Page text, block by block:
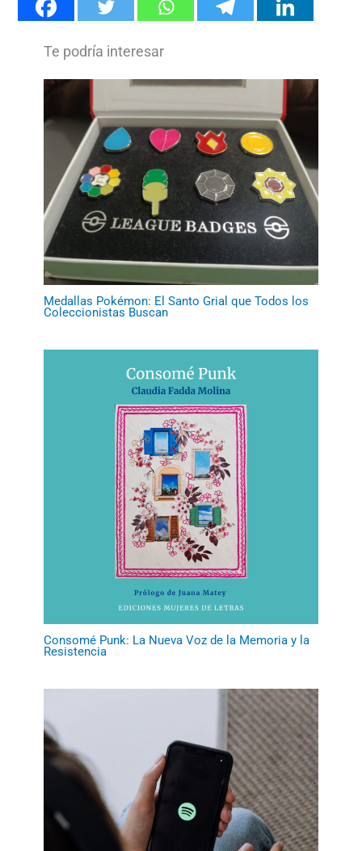
Medallas Pokémon: El Santo Grial que Todos los
Coleccionistas Buscan
Consomé Punk: La Nueva Voz de la Memoria y la
Resistencia